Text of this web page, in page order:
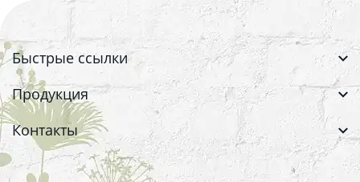
Быстрые ссылки
Продукция
Контакты